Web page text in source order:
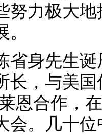
努力极大
身先生诞
长，与美
恩合作，
会。几十